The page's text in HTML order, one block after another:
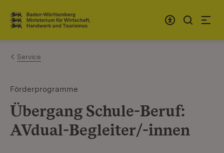
Zum Inhalt springen
Link zur Startseite
Service
Förderprogramme
Übergang Schule-Beruf:
AVdual-Begleiter/-innen